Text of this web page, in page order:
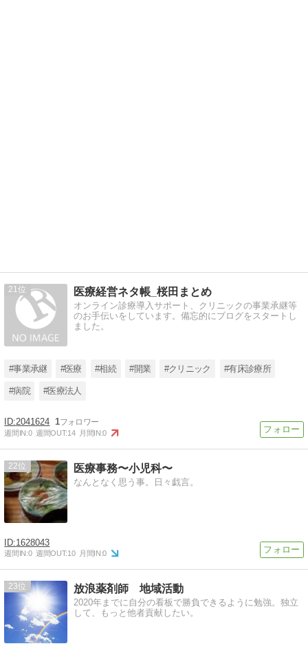
21 医療経営ネタ帳_桜田まとめ
オンライン診療導入サポート、クリニックの事業承継等
のお手伝いをしています。備忘的にブログをスタートし
ました。
#事業承継 #医療 #相続 #開業 #クリニック #有床診療所
#病院 #医療法人
2041624 1
週間IN:0 週間OUT:14 月間IN:0
22 医療事務〜小児科〜
なんとなく思う事。日々戯言。
1628043
週間IN:0 週間OUT:10 月間IN:0
23 放浪薬剤師 地域活動
2020年までに自分の看板で勝負できるように勉強。独立
して、もっと他者貢献したい。